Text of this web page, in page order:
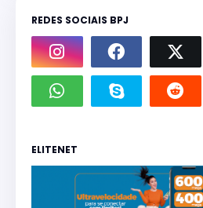
REDES SOCIAIS BPJ
ELITENET